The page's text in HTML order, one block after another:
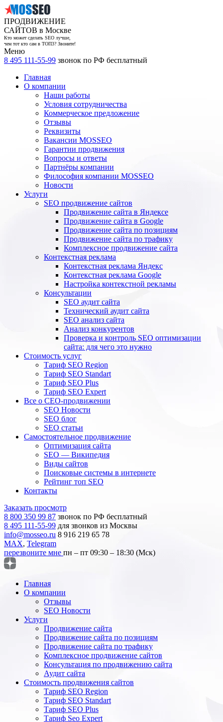
ПРОДВИЖЕНИЕ
САЙТОВ в Москве
Кто может сделать SEO лучше,
чем тот кто сам в ТОП3? Звоните!
Меню
8 495 111-55-99 звонок по РФ бесплатный
Главная
О компании
Наши работы
Условия сотрудничества
Коммерческое предложение
Отзывы
Реквизиты
Вакансии MOSSEO
Гарантии продвижения
Вопросы и ответы
Партнёры компании
Философия компании MOSSEO
Новости
Услуги
SEO продвижение сайтов
Продвижение сайта в Яндексе
Продвижение сайта в Google
Продвижение сайта по позициям
Продвижение сайта по трафику
Комплексное продвижение сайта
Контекстная реклама
Контекстная реклама Яндекс
Контекстная реклама Google
Настройка контекстной рекламы
Консультации
SEO аудит сайта
Технический аудит сайта
SEO анализ сайта
Анализ конкурентов
Проверка и контроль SEO оптимизации
сайта: для чего это нужно
Стоимость услуг
Тариф SEO Region
Тариф SEO Standart
Тариф SEO Plus
Тариф SEO Expert
Все о СЕО-продвижении
SEO Новости
SEO блог
SEO статьи
Самостоятельное продвижение
Оптимизация сайта
SEO — Википедия
Виды сайтов
Поисковые системы в интернете
Рейтинг топ SEO
Контакты
Заказать просмотр
8 800 350 99 87 звонок по РФ бесплатный
8 495 111-55-99 для звонков из Москвы
info@mosseo.ru 8 916 219 65 78
MAX, Telegram
перезвоните мне пн – пт 09:30 – 18:30 (Мск)
Главная
О компании
Отзывы
SEO Новости
Услуги
Продвижение сайта
Продвижение сайта по позициям
Продвижение сайта по трафику
Комплексное продвижение сайтов
Консультация по продвижению сайта
Аудит сайта
Стоимость продвижения сайтов
Тариф SEO Region
Тариф SEO Standart
Тариф SEO Plus
Тариф Seo Expert